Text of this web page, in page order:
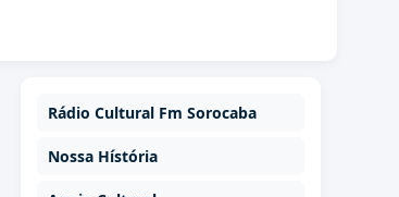
Rádio Cultural Fm Sorocaba
Nossa Hístória